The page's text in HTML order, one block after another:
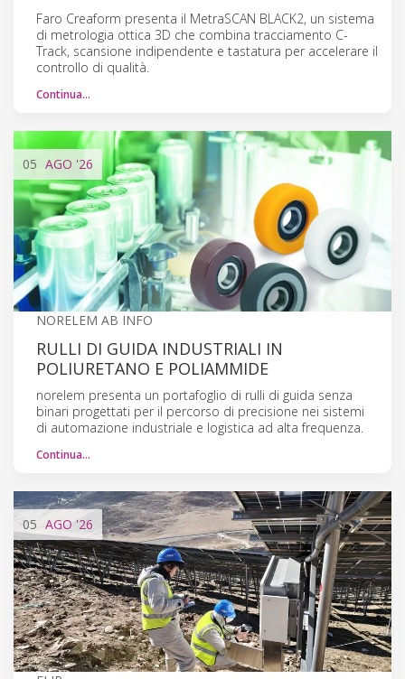
Faro Creaform presenta il MetraSCAN BLACK2, un sistema
di metrologia ottica 3D che combina tracciamento C-
Track, scansione indipendente e tastatura per accelerare il
controllo di qualità.
Continua…
05 AGO '26
NORELEM AB INFO
RULLI DI GUIDA INDUSTRIALI IN
POLIURETANO E POLIAMMIDE
norelem presenta un portafoglio di rulli di guida senza
binari progettati per il percorso di precisione nei sistemi
di automazione industriale e logistica ad alta frequenza.
Continua…
05 AGO '26